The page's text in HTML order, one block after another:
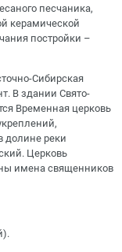
песчаника,
керамической
постройки –
Сибирская
В здании Свято-
Временная церковь
долине реки
Церковь
имена священников